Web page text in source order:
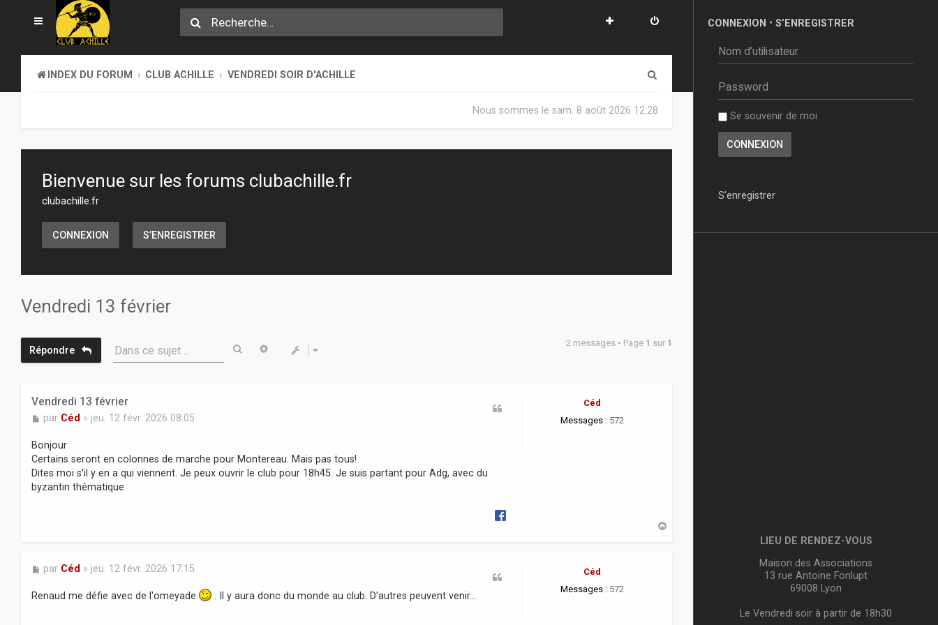
INDEX DU FORUM CLUB ACHILLE VENDREDI SOIR D'ACHILLE
Nous sommes le sam. 8 août 2026 12:28
Bienvenue sur les forums clubachille.fr
clubachille.fr
CONNEXION S’ENREGISTRER
Vendredi 13 février
Répondre Dans ce sujet… RechercherRecherche avancée 2 messages • Page 1 sur 1
Céd
Messages : 572
Vendredi 13 février
M
s
s
a
g
e
par Céd » jeu. 12 févr. 2026 08:05
Bonjour
Certains seront en colonnes de marche pour Montereau. Mais pas tous!
Dites moi s'il y en a qui viennent. Je peux ouvrir le club pour 18h45. Je suis partant pour Adg, avec du
byzantin thématique
Céd
Messages : 572
M
s
s
par Céd » jeu. 12 févr. 2026 17:15
Renaud me défie avec de l'omeyade . Il y aura donc du monde au club. D'autres peuvent venir...
CONNEXION • S’ENREGISTRER
Se souvenir de moi
S’enregistrer
LIEU DE RENDEZ-VOUS
Maison des Associations
13 rue Antoine Fonlupt
69008 Lyon
Le Vendredi soir à partir de 18h30